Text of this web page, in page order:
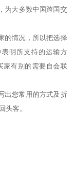
为大多数中国跨国交
的情况，所以把选择
明所支持的运输方
家有别的需要自会联
出您常用的方式及折
头客。